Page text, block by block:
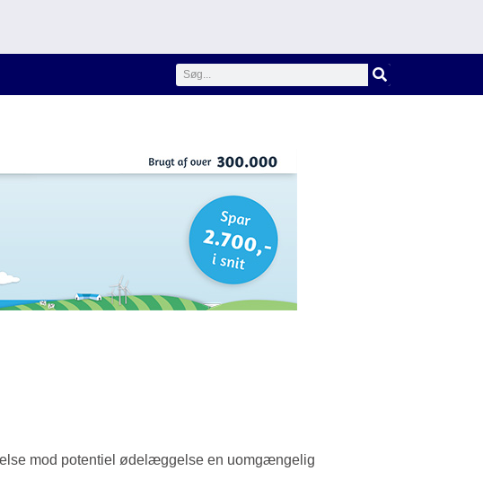
mod potentiel ødelæggelse en uomgængelig